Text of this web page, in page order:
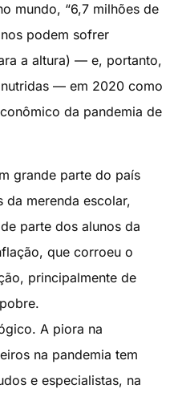
mundo, “6,7 milhões de
podem sofrer
a altura) — e, portanto,
— em 2020 como
da pandemia de
grande parte do país
da merenda escolar,
parte dos alunos da
que corroeu o
principalmente de
A piora na
na pandemia tem
e especialistas, na